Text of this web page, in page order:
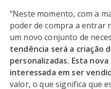
"Neste momento, com a
poder de compra a entrar
um novo conjunto de
tendência será a criação
personalizadas. Esta
interessada em ser
valor, o que significa que